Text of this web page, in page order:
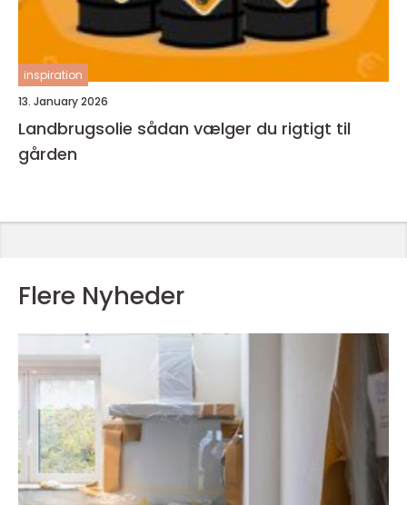
inspiration
13. January 2026
Landbrugsolie sådan vælger du rigtigt til
gården
Flere Nyheder